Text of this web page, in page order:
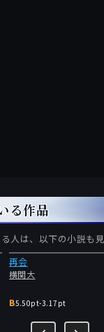
る作品
人は、以下の小説も見
再会
横関大
B5.50pt-3.17pt